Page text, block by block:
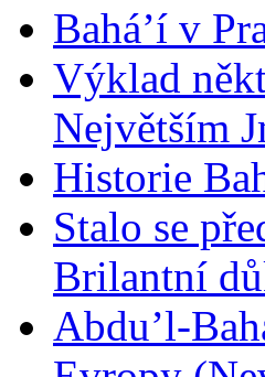
Bahá’í v
Výklad
Největším
Historie
Stalo se
Brilantní
Abdu’l-